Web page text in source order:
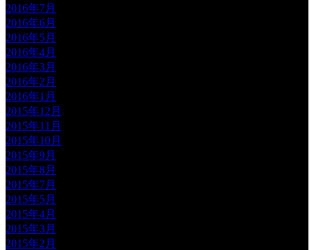
2016年7月
2016年6月
2016年5月
2016年4月
2016年3月
2016年2月
2016年1月
2015年12月
2015年11月
2015年10月
2015年9月
2015年8月
2015年7月
2015年5月
2015年4月
2015年3月
2015年2月